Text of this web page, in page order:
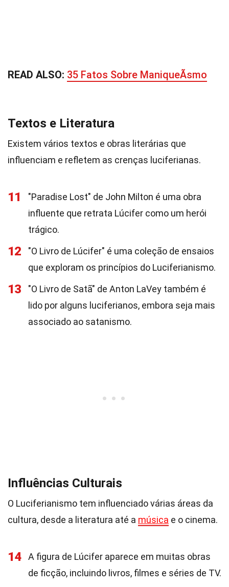
READ ALSO: 35 Fatos Sobre ManiqueÃ­smo
Textos e Literatura
Existem vários textos e obras literárias que
influenciam e refletem as crenças luciferianas.
11
"Paradise Lost" de John Milton é uma obra
influente que retrata Lúcifer como um herói
trágico.
12
"O Livro de Lúcifer" é uma coleção de ensaios
que exploram os princípios do Luciferianismo.
13
"O Livro de Satã" de Anton LaVey também é
lido por alguns luciferianos, embora seja mais
associado ao satanismo.
Influências Culturais
O Luciferianismo tem influenciado várias áreas da
cultura, desde a literatura até a música e o cinema.
14
A figura de Lúcifer aparece em muitas obras
de ficção, incluindo livros, filmes e séries de TV.